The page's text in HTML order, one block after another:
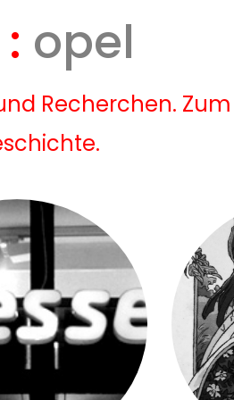
: opel
Recherchen.